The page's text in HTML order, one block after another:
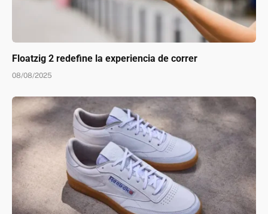
Floatzig 2 redefine la experiencia de correr
08/08/2025